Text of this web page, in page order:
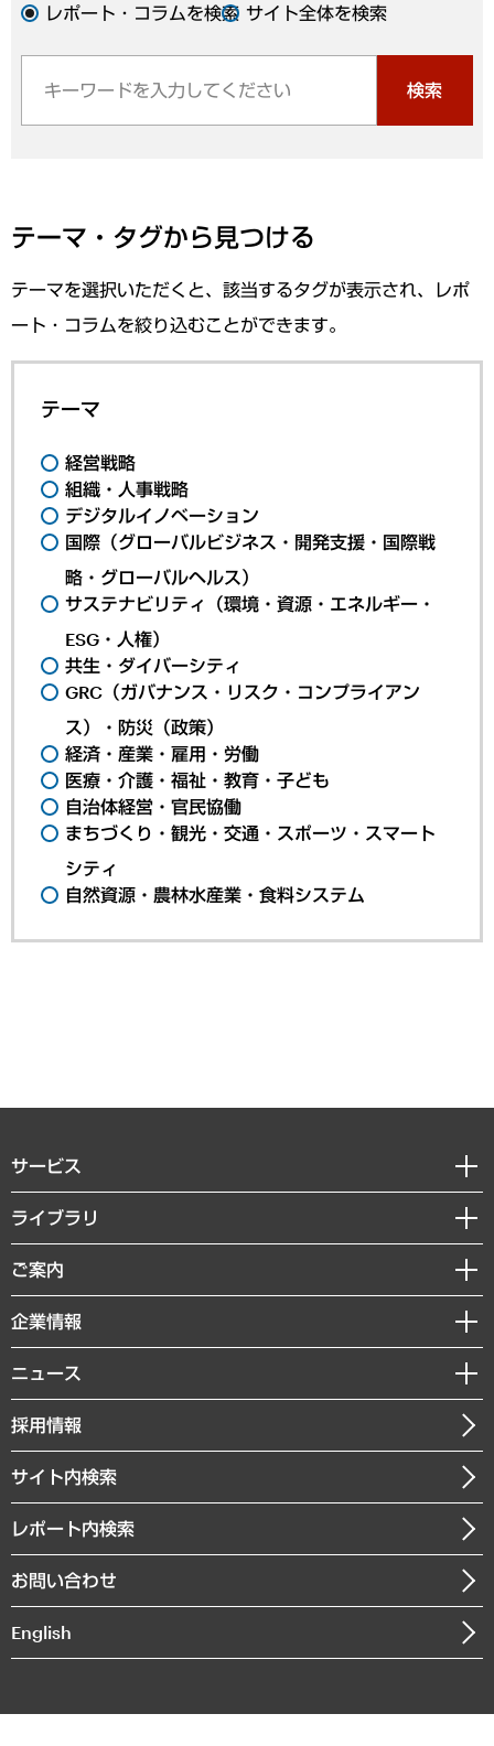
レポート・コラムを検索 サイト全体を検索
検索
テーマ・タグから見つける
テーマを選択いただくと、該当するタグが表示され、レポ
ート・コラムを絞り込むことができます。
テーマ
経営戦略
組織・人事戦略
デジタルイノベーション
国際（グローバルビジネス・開発支援・国際戦
略・グローバルヘルス）
サステナビリティ（環境・資源・エネルギー・
ESG・人権）
共生・ダイバーシティ
GRC（ガバナンス・リスク・コンプライアン
ス）・防災（政策）
経済・産業・雇用・労働
医療・介護・福祉・教育・子ども
自治体経営・官民協働
まちづくり・観光・交通・スポーツ・スマート
シティ
自然資源・農林水産業・食料システム
サービス
経営戦略
組織・人事戦略
デジタルイノベーション
共生・ダイバーシティ
GRC（ガバナンス・リスク・コンプライアンス）・防災（政策）
経済・産業・雇用・労働
まちづくり・観光・交通・スポーツ・スマートシティ
自然資源・農林水産業・食料システム
ライブラリ
経済調査
レポート
コラム
経営用語集
受託・受注実績（官公庁関連）
メディア掲載・出演
ご案内
セミナー・イベント情報
MUFGビジネスセミナー
受託案件情報
企業情報
私たちの想い
社長メッセージ
会社概要
沿革
組織図・本部部室紹介
インドネシア現地法人
個人情報保護方針
ニュース
ニュースリリース
お知らせ
採用情報
サイト内検索
レポート内検索
お問い合わせ
English